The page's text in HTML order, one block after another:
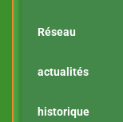
Réseau
actualités
historique